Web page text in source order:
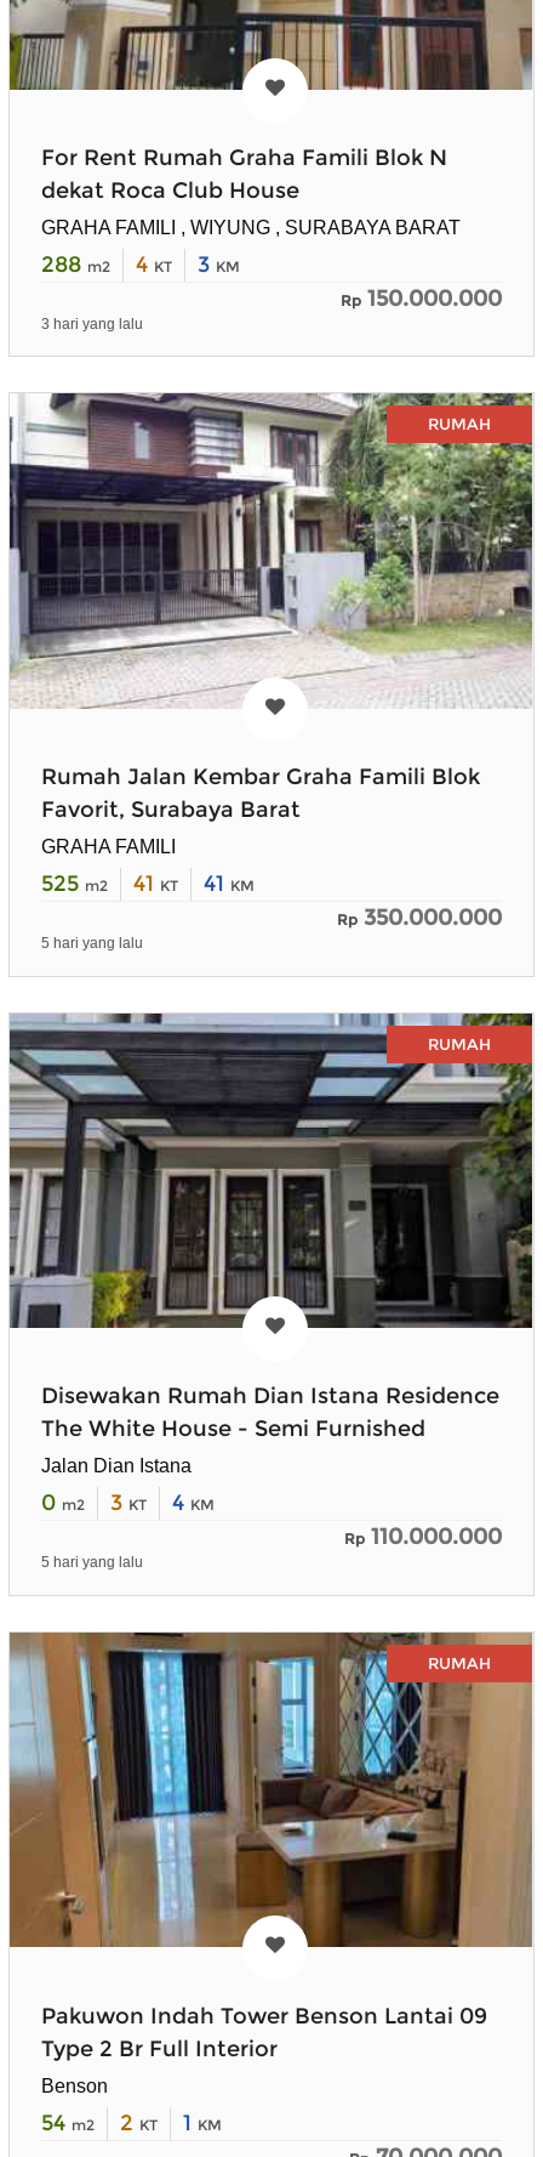
For Rent Rumah Graha Famili Blok N
dekat Roca Club House
GRAHA FAMILI , WIYUNG , SURABAYA BARAT
288 m2 4 KT 3 KM
Rp 150.000.000
3 hari yang lalu
RUMAH
Rumah Jalan Kembar Graha Famili Blok
Favorit, Surabaya Barat
GRAHA FAMILI
525 m2 41 KT 41 KM
Rp 350.000.000
5 hari yang lalu
RUMAH
Disewakan Rumah Dian Istana Residence
The White House - Semi Furnished
Jalan Dian Istana
0 m2 3 KT 4 KM
Rp 110.000.000
5 hari yang lalu
RUMAH
Pakuwon Indah Tower Benson Lantai 09
Type 2 Br Full Interior
Benson
54 m2 2 KT 1 KM